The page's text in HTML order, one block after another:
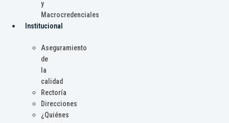
y
Macrocredenciales
Institucional
Aseguramiento
de
la
calidad
Rectoría
Direcciones
¿Quiénes